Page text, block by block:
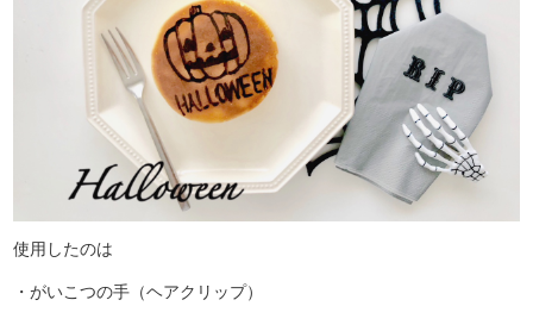
使用したのは
・がいこつの手（ヘアクリップ）